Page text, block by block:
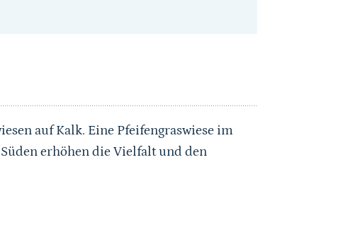
auf Kalk. Eine Pfeifengraswiese im
erhöhen die Vielfalt und den